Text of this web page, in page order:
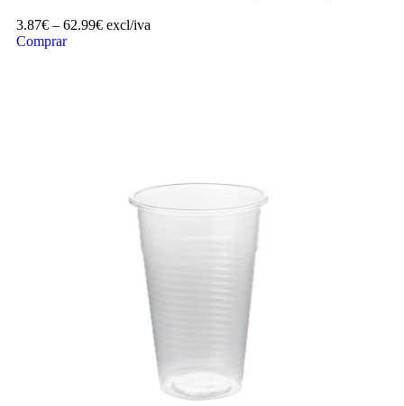
3.87€ – 62.99€ excl/iva
Comprar